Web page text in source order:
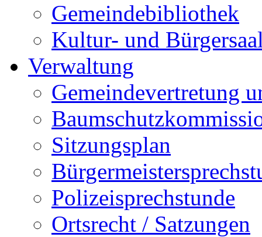
Gemeindebibliothek
Kultur- und
Verwaltung
Gemeindevertretung
Sitzungsplan
Polizeisprechstunde
Ortsrecht / Satzungen